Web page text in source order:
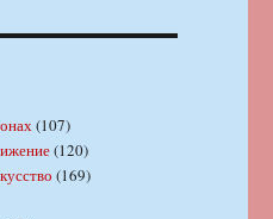
(107)
(120)
(169)